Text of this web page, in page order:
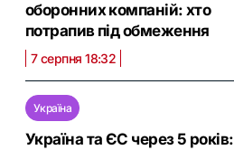
оборонних компаній: хто
потрапив під обмеження
7 серпня 18:32
Україна
Україна та ЄС через 5 років: